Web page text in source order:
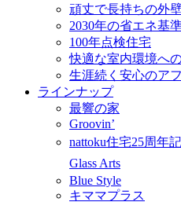
頑丈で長持ちの外
2030年の省エネ基
100年点検住宅
快適な室内環境へ
生涯続く安心のア
ラインナップ
最響の家
Groovin’
nattoku住宅25周年
Glass Arts
Blue Style
キママプラス